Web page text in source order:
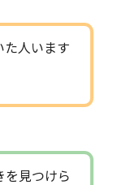
た人います
を見つけら